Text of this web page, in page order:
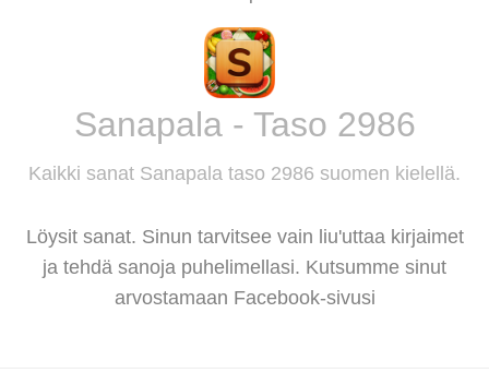
Sanapala - Taso 2986
Kaikki sanat Sanapala taso 2986 suomen kielellä.
Löysit sanat. Sinun tarvitsee vain liu'uttaa kirjaimet
ja tehdä sanoja puhelimellasi. Kutsumme sinut
arvostamaan Facebook-sivusi